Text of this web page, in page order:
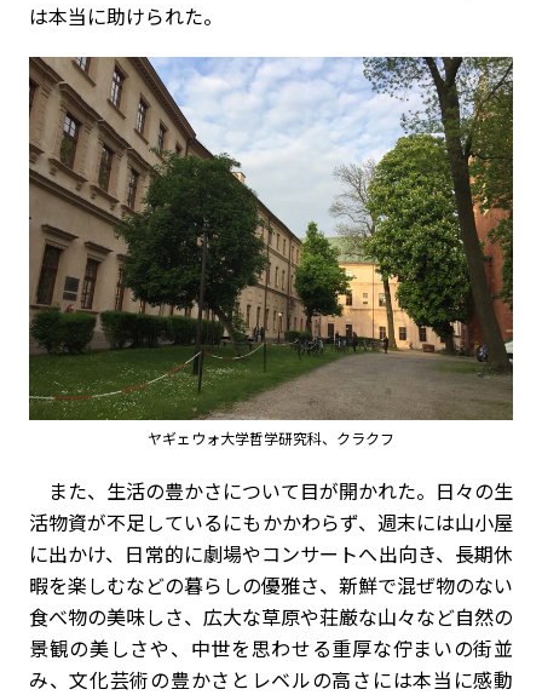
は本当に助けられた。
ヤギェウォ大学哲学研究科、クラクフ
また、生活の豊かさについて目が開かれた。日々の生
活物資が不足しているにもかかわらず、週末には山小屋
に出かけ、日常的に劇場やコンサートへ出向き、長期休
暇を楽しむなどの暮らしの優雅さ、新鮮で混ぜ物のない
食べ物の美味しさ、広大な草原や荘厳な山々など自然の
景観の美しさや、中世を思わせる重厚な佇まいの街並
み、文化芸術の豊かさとレベルの高さには本当に感動